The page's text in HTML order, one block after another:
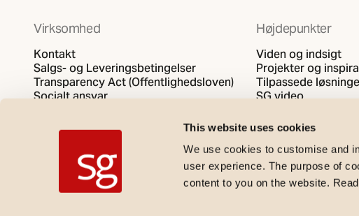
This website uses cookies
We use cookies to customise and
user experience. The purpose of
content to you on the website.
Virksomhed
Kontakt
Salgs- og Leveringsbetingelser
Transparency Act (Offentlighedsloven)
Socialt ansvar
Højdepunkter
Viden og indsigt
Projekter og
Tilpassede
SG video